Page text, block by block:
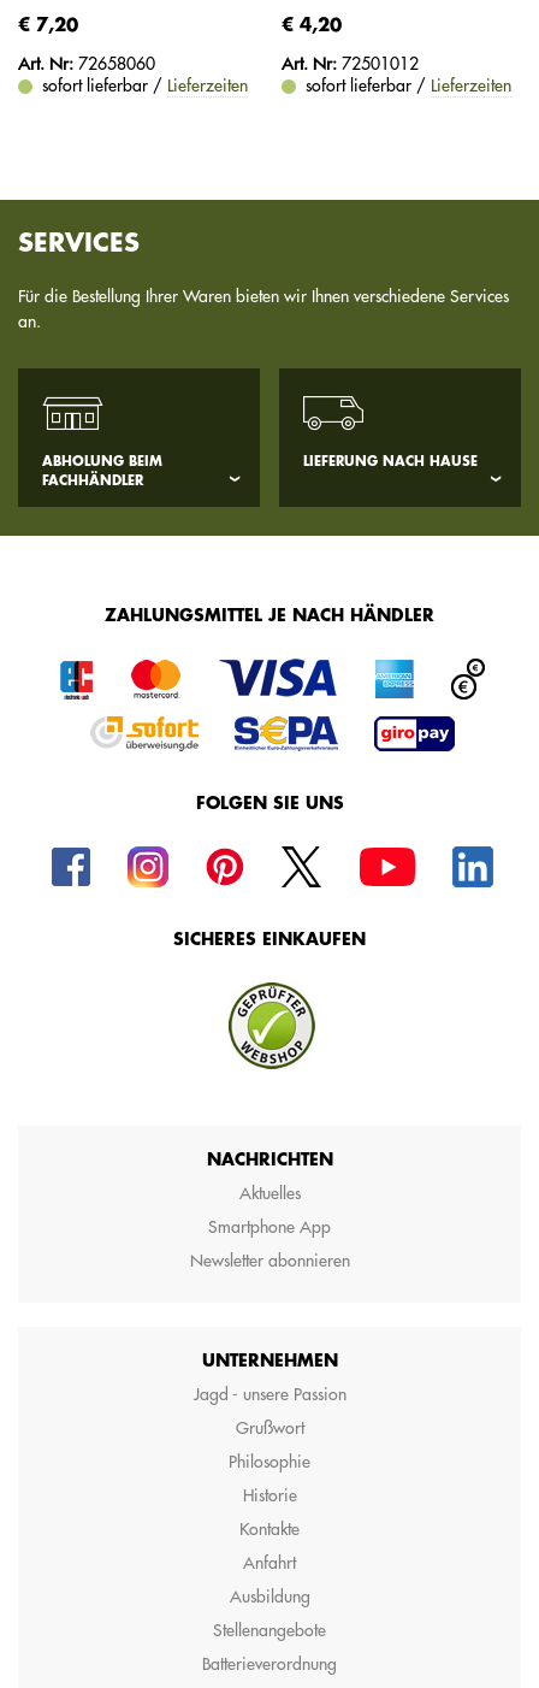
€ 7,20
Art. Nr: 72658060
sofort lieferbar / Lieferzeiten
€ 4,20
Art. Nr: 72501012
sofort lieferbar / Lieferzeiten
SERVICES
Für die Bestellung Ihrer Waren bieten wir Ihnen verschiedene Services
an.
ABHOLUNG BEIM
FACHHÄNDLER
LIEFERUNG NACH HAUSE
ZAHLUNGSMITTEL JE NACH HÄNDLER
FOLGEN SIE UNS
SICHERES EINKAUFEN
NACHRICHTEN
Aktuelles
Smartphone App
Newsletter abonnieren
UNTERNEHMEN
Jagd - unsere Passion
Grußwort
Philosophie
Historie
Kontakte
Anfahrt
Ausbildung
Stellenangebote
Batterieverordnung